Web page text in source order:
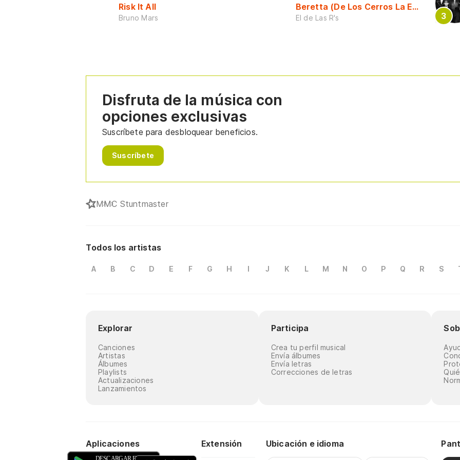
Risk It All
Bruno Mars
Beretta (De Los Cerros La Escuela)
El de Las R's
Disfruta de la música con
opciones exclusivas
Suscríbete para desbloquear beneficios.
Suscríbete
MMC Stuntmaster
Todos los artistas
A B C D E F G H I J K L M N O P Q R S
Explorar
Canciones
Artistas
Álbumes
Playlists
Actualizaciones
Lanzamientos
Participa
Crea tu perfil musical
Envía álbumes
Envía letras
Correcciones de letras
Aplicaciones Extensión Ubicación e idioma